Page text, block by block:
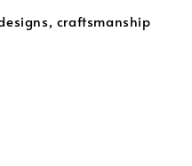
craftsmanship